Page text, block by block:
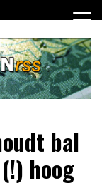
bal
hoog